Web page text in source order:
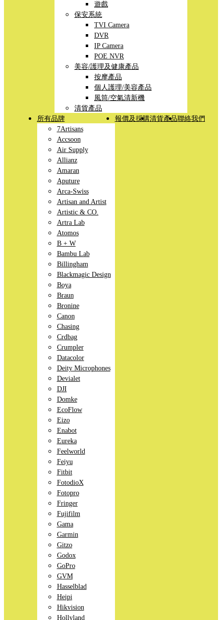
遊戲
保安系統
TVI Camera
DVR
IP Camera
POE NVR
美容/護理及健康產品
按摩產品
個人護理/美容產品
風筒/空氣清新機
清貨產品
所有品牌
7Artisans
Accsoon
Air Supply
Allianz
Amaran
Aputure
Arca-Swiss
Artisan and Artist
Artistic & CO.
Artra Lab
Atomos
B + W
Bambu Lab
Billingham
Blackmagic Design
Boya
Braun
Bronine
Canon
Chasing
Crdbag
Crumpler
Datacolor
Deity Microphones
Devialet
DJI
Domke
EcoFlow
Eizo
Enabot
Eureka
Feelworld
Feiyu
Fitbit
FotodioX
Fotopro
Fringer
Fujifilm
Gama
Garmin
Gitzo
Godox
GoPro
GVM
Hasselblad
Heipi
Hikvision
Hollyland
報價及採購清貨產品聯絡我們